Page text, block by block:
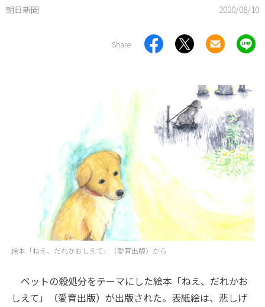
朝日新聞 2020/08/10
Share
絵本「ねえ、だれかおしえて」（愛育出版）から
ペットの殺処分をテーマにした絵本「ねえ、だれかお
しえて」（愛育出版）が出版された。表紙絵は、悲しげ